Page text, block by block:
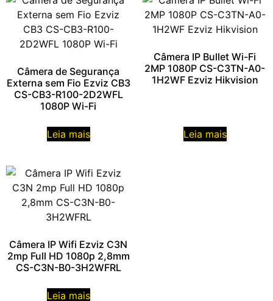
Câmera de Segurança
Externa sem Fio Ezviz CB3
CS-CB3-R100-2D2WFL
1080P Wi-Fi
Leia mais
Câmera IP Bullet Wi-Fi
2MP 1080P CS-C3TN-A0-
1H2WF Ezviz Hikvision
Leia mais
Câmera IP Wifi Ezviz C3N
2mp Full HD 1080p 2,8mm
CS-C3N-B0-3H2WFRL
Leia mais